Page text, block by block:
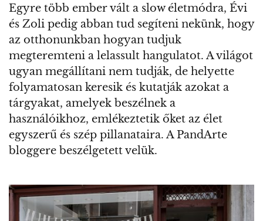
Egyre több ember vált a slow életmódra, Évi
és Zoli pedig abban tud segíteni nekünk, hogy
az otthonunkban hogyan tudjuk
megteremteni a lelassult hangulatot. A világot
ugyan megállítani nem tudják, de helyette
folyamatosan keresik és kutatják azokat a
tárgyakat, amelyek beszélnek a
használóikhoz, emlékeztetik őket az élet
egyszerű és szép pillanataira. A PandArte
bloggere beszélgetett velük.